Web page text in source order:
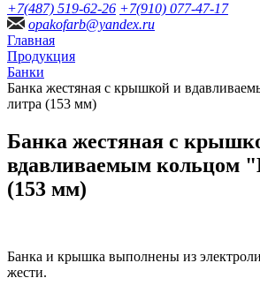
+7(487) 519-62-26 +7(910) 077-47-17
opakofarb@yandex.ru
Главная
Продукция
Банки
Банка жестяная с крышкой и
литра (153 мм)
Банка жестяная с
вдавливаемым кольцом
(153 мм)
Банка и крышка выполнены из
жести.